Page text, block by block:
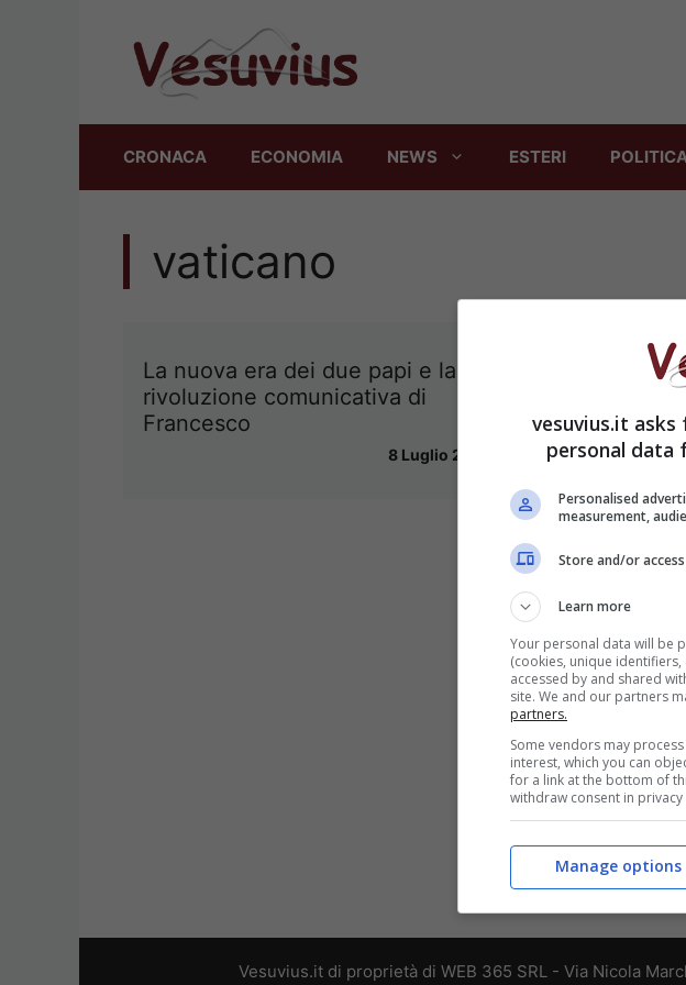
CRONACA ECONOMIA NEWS ESTERI
vaticano
La nuova era dei due papi e la
rivoluzione comunicativa di
Francesco
8 Luglio 2014
Vesuvius.it di proprietà di WEB 365 SRL - Via Nicola
vesuvius.it
personal data
Personalised
measurement,
Store and/or
Learn more
Your personal data will be
(cookies, unique
accessed by and shared
site. We and our partners
partners.
Some vendors may
interest, which you can
for a link at the bottom of
withdraw consent in
Manage options